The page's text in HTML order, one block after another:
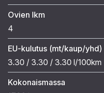
Ovien lkm
4
EU-kulutus (mt/kaup/yhd)
3.30 / 3.30 / 3.30 l/100km
Kokonaismassa